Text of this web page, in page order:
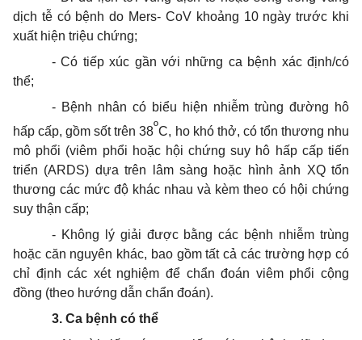
dịch tễ có bệnh do Mers- CoV khoảng 10 ngày trước khi
xuất hiện triệu chứng;
- Có tiếp xúc gần với những ca bệnh xác định/có
thể;
- Bệnh nhân có biểu hiện nhiễm trùng đường hô
hấpcấp, gồm sốt trên 38ºC, ho khó thở, có tổn thương nhu
mô phổi (viêm phổi hoặc hội chứng suy hô hấp cấptiến
triển (ARDS) dựa trên lâm sàng hoặc hình ảnh XQ tổn
thương các mức độ khác nhau và kèm theo có hội chứng
suy thận cấp;
- Không lý giải được bằng các bệnh nhiễm trùng
hoặc căn nguyên khác, bao gồm tất cả các trường hợp có
chỉ định các xét nghiệm để chẩn đoán viêm phổi cộng
đồng (theo hướng dẫn chẩn đoán).
3. Ca bệnh có thể